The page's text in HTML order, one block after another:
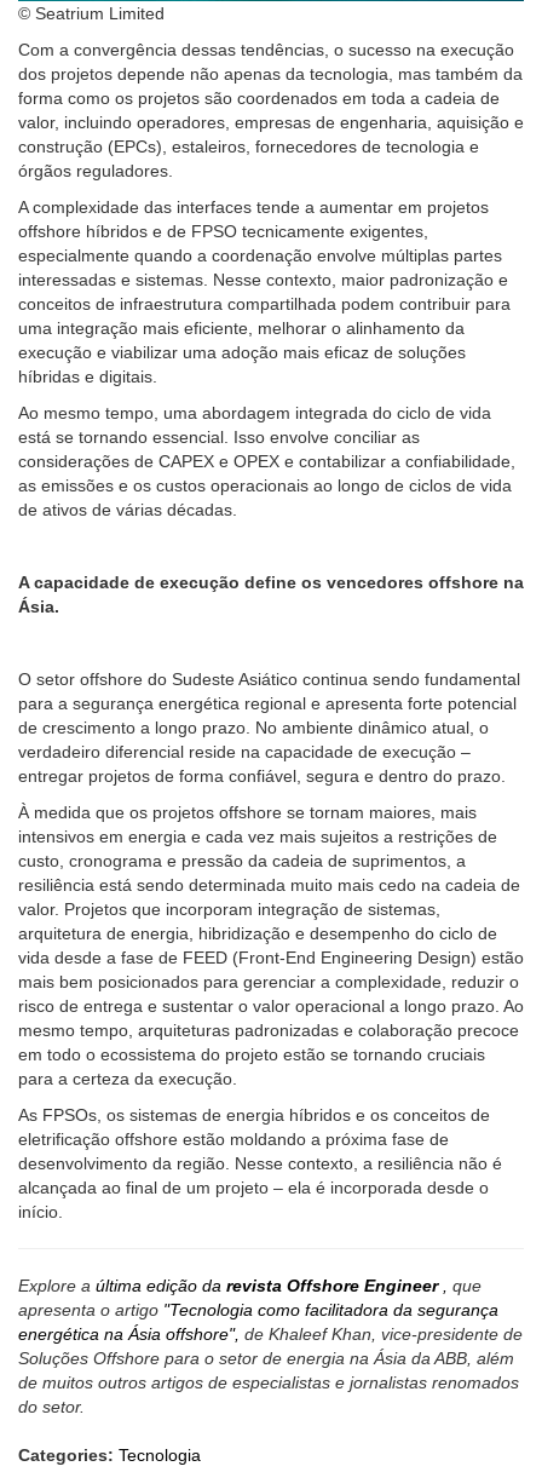
© Seatrium Limited
Com a convergência dessas tendências, o sucesso na execução
dos projetos depende não apenas da tecnologia, mas também da
forma como os projetos são coordenados em toda a cadeia de
valor, incluindo operadores, empresas de engenharia, aquisição e
construção (EPCs), estaleiros, fornecedores de tecnologia e
órgãos reguladores.
A complexidade das interfaces tende a aumentar em projetos
offshore híbridos e de FPSO tecnicamente exigentes,
especialmente quando a coordenação envolve múltiplas partes
interessadas e sistemas. Nesse contexto, maior padronização e
conceitos de infraestrutura compartilhada podem contribuir para
uma integração mais eficiente, melhorar o alinhamento da
execução e viabilizar uma adoção mais eficaz de soluções
híbridas e digitais.
Ao mesmo tempo, uma abordagem integrada do ciclo de vida
está se tornando essencial. Isso envolve conciliar as
considerações de CAPEX e OPEX e contabilizar a confiabilidade,
as emissões e os custos operacionais ao longo de ciclos de vida
de ativos de várias décadas.
A capacidade de execução define os vencedores offshore na
Ásia.
O setor offshore do Sudeste Asiático continua sendo fundamental
para a segurança energética regional e apresenta forte potencial
de crescimento a longo prazo. No ambiente dinâmico atual, o
verdadeiro diferencial reside na capacidade de execução –
entregar projetos de forma confiável, segura e dentro do prazo.
À medida que os projetos offshore se tornam maiores, mais
intensivos em energia e cada vez mais sujeitos a restrições de
custo, cronograma e pressão da cadeia de suprimentos, a
resiliência está sendo determinada muito mais cedo na cadeia de
valor. Projetos que incorporam integração de sistemas,
arquitetura de energia, hibridização e desempenho do ciclo de
vida desde a fase de FEED (Front-End Engineering Design) estão
mais bem posicionados para gerenciar a complexidade, reduzir o
risco de entrega e sustentar o valor operacional a longo prazo. Ao
mesmo tempo, arquiteturas padronizadas e colaboração precoce
em todo o ecossistema do projeto estão se tornando cruciais
para a certeza da execução.
As FPSOs, os sistemas de energia híbridos e os conceitos de
eletrificação offshore estão moldando a próxima fase de
desenvolvimento da região. Nesse contexto, a resiliência não é
alcançada ao final de um projeto – ela é incorporada desde o
início.
Explore a última edição da revista Offshore Engineer,
que
apresenta o artigo "Tecnologia como facilitadora da segurança
energética na Ásia offshore", de Khaleef Khan, vice-presidente de
Soluções Offshore para o setor de energia na Ásia da ABB, além
de muitos outros artigos de especialistas e jornalistas renomados
do setor.
Categories: Tecnologia